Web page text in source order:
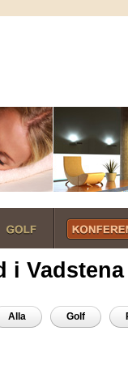
i Vadstena
Alla Golf